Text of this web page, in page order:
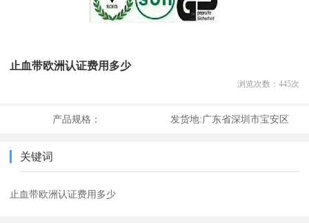
止血带欧洲认证费用多少
浏览次数： 445次
产品规格： 发货地:广东省深圳市宝安区
关键词
止血带欧洲认证费用多少